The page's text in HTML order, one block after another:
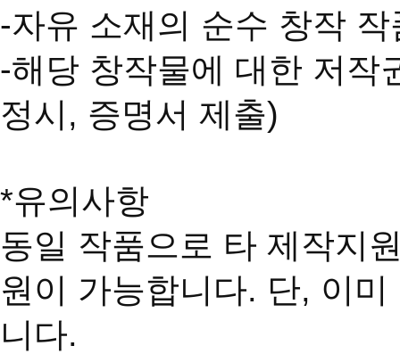
-자유 소재의 순수 창작
-해당 창작물에 대한 저작
정시, 증명서 제출)
*유의사항
동일 작품으로 타 제작지
원이 가능합니다. 단, 이
니다.